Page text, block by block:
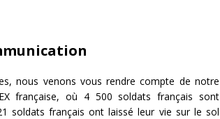
nous venons vous rendre compte de notre
française, où 4 500 soldats français sont
soldats français ont laissé leur vie sur le sol